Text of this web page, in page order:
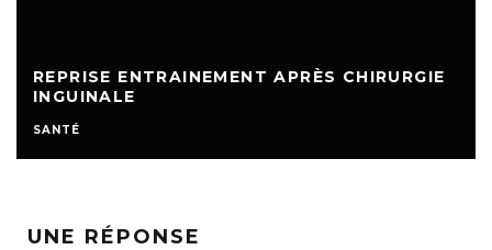
REPRISE ENTRAINEMENT APRÈS CHIRURGIE
INGUINALE
SANTÉ
UNE RÉPONSE